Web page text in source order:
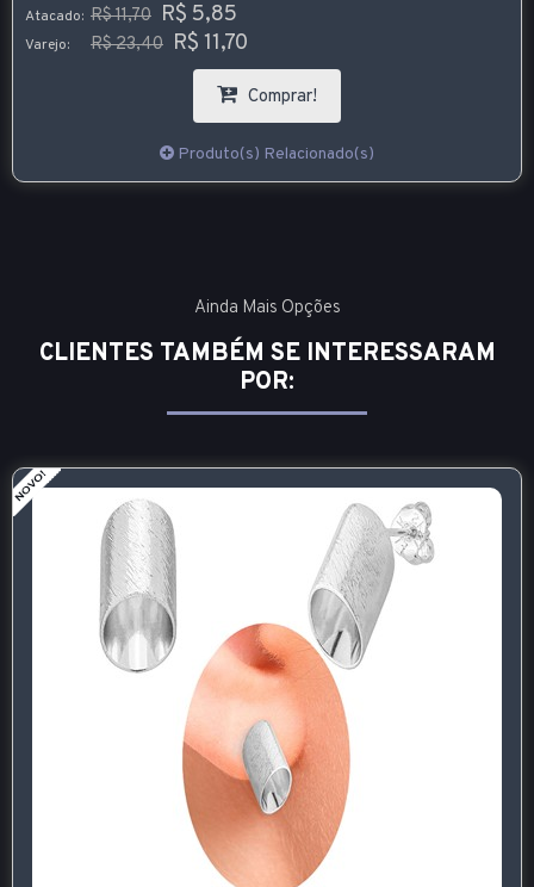
Atacado: R$ 11,70 R$ 5,85
Varejo: R$ 23,40 R$ 11,70
Comprar!
Produto(s) Relacionado(s)
Ainda Mais Opções
CLIENTES TAMBÉM SE INTERESSARAM
POR: